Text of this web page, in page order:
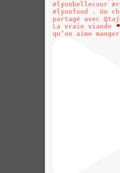
La vraie viande
qu’on aime manger